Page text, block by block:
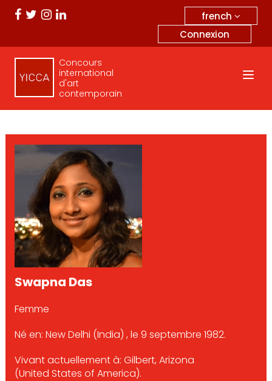
french
Connexion
Concours
international
d'art
contemporain
Swapna Das
Femme
Né en: New Delhi (India) , le 9 septembre 1982.
Vivant actuellement à: Gilbert, Arizona
(United States of America).